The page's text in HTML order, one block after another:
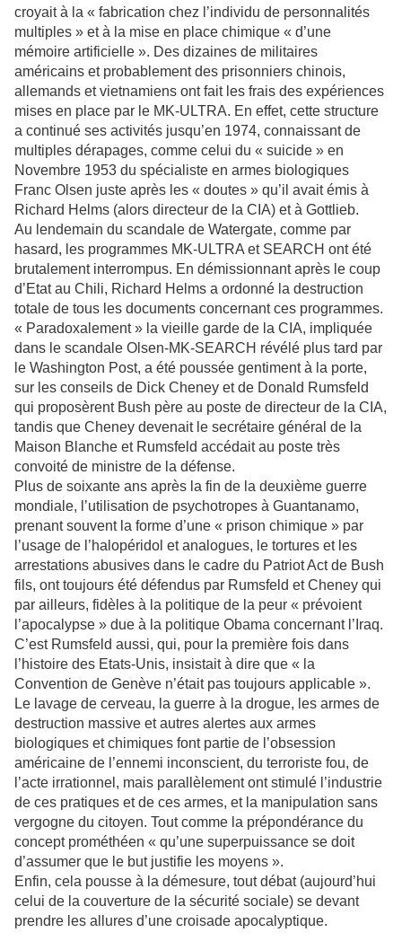
croyait à la « fabrication chez l’individu de personnalités
multiples » et à la mise en place chimique « d’une
mémoire artificielle ». Des dizaines de militaires
américains et probablement des prisonniers chinois,
allemands et vietnamiens ont fait les frais des expériences
mises en place par le MK-ULTRA. En effet, cette structure
a continué ses activités jusqu’en 1974, connaissant de
multiples dérapages, comme celui du « suicide » en
Novembre 1953 du spécialiste en armes biologiques
Franc Olsen juste après les « doutes » qu’il avait émis à
Richard Helms (alors directeur de la CIA) et à Gottlieb.
Au lendemain du scandale de Watergate, comme par
hasard, les programmes MK-ULTRA et SEARCH ont été
brutalement interrompus. En démissionnant après le coup
d’Etat au Chili, Richard Helms a ordonné la destruction
totale de tous les documents concernant ces programmes.
« Paradoxalement » la vieille garde de la CIA, impliquée
dans le scandale Olsen-MK-SEARCH révélé plus tard par
le Washington Post, a été poussée gentiment à la porte,
sur les conseils de Dick Cheney et de Donald Rumsfeld
qui proposèrent Bush père au poste de directeur de la CIA,
tandis que Cheney devenait le secrétaire général de la
Maison Blanche et Rumsfeld accédait au poste très
convoité de ministre de la défense.
Plus de soixante ans après la fin de la deuxième guerre
mondiale, l’utilisation de psychotropes à Guantanamo,
prenant souvent la forme d’une « prison chimique » par
l’usage de l’halopéridol et analogues, le tortures et les
arrestations abusives dans le cadre du Patriot Act de Bush
fils, ont toujours été défendus par Rumsfeld et Cheney qui
par ailleurs, fidèles à la politique de la peur « prévoient
l’apocalypse » due à la politique Obama concernant l’Iraq.
C’est Rumsfeld aussi, qui, pour la première fois dans
l’histoire des Etats-Unis, insistait à dire que « la
Convention de Genève n’était pas toujours applicable ».
Le lavage de cerveau, la guerre à la drogue, les armes de
destruction massive et autres alertes aux armes
biologiques et chimiques font partie de l’obsession
américaine de l’ennemi inconscient, du terroriste fou, de
l’acte irrationnel, mais parallèlement ont stimulé l’industrie
de ces pratiques et de ces armes, et la manipulation sans
vergogne du citoyen. Tout comme la prépondérance du
concept prométhéen « qu’une superpuissance se doit
d’assumer que le but justifie les moyens ».
Enfin, cela pousse à la démesure, tout débat (aujourd’hui
celui de la couverture de la sécurité sociale) se devant
prendre les allures d’une croisade apocalyptique.